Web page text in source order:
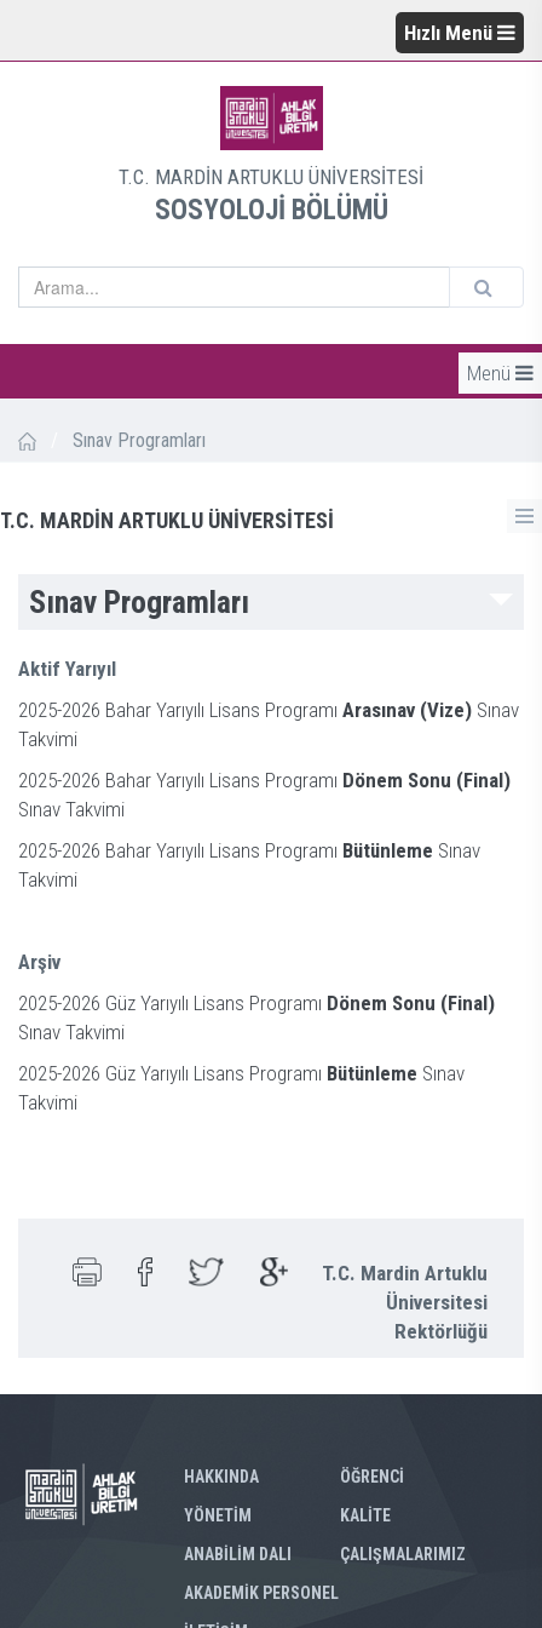
Hızlı Menü
T.C. MARDİN ARTUKLU ÜNİVERSİTESİ
SOSYOLOJİ BÖLÜMÜ
Menü
Sınav Programları
T.C. MARDİN ARTUKLU ÜNİVERSİTESİ
Sınav Programları
Aktif Yarıyıl
2025-2026 Bahar Yarıyılı Lisans Programı Arasınav (Vize) Sınav
Takvimi
2025-2026 Bahar Yarıyılı Lisans Programı Dönem Sonu (Final)
Sınav Takvimi
2025-2026 Bahar Yarıyılı Lisans Programı Bütünleme Sınav
Takvimi
Arşiv
2025-2026 Güz Yarıyılı Lisans Programı Dönem Sonu (Final)
Sınav Takvimi
2025-2026 Güz Yarıyılı Lisans Programı Bütünleme Sınav
Takvimi
T.C. Mardin Artuklu
Üniversitesi
Rektörlüğü
HAKKINDA
YÖNETİM
ANABİLİM DALI
ÖĞRENCİ
KALİTE
ÇALIŞMALARIMIZ
AKADEMİK PERSONEL